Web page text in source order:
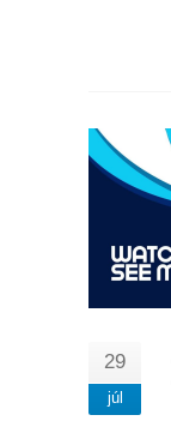
29
júl